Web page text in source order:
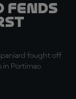
fends
fought off
in Portimao